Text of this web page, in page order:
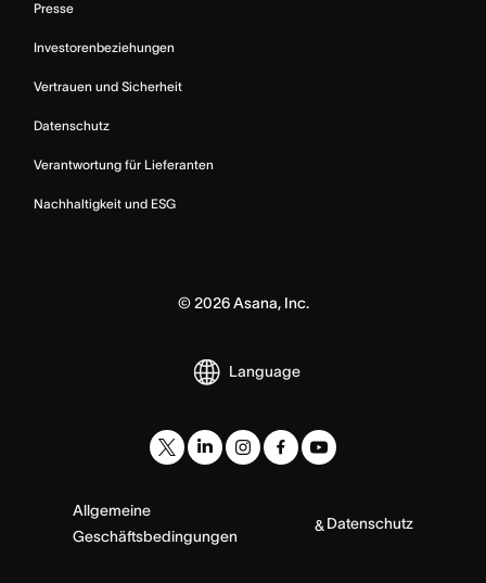
Presse
Investorenbeziehungen
Vertrauen und Sicherheit
Datenschutz
Verantwortung für Lieferanten
Nachhaltigkeit und ESG
© 2026Asana, Inc.
Language
Allgemeine
Geschäftsbedingungen
& Datenschutz